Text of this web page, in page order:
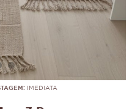
IMEDIATA